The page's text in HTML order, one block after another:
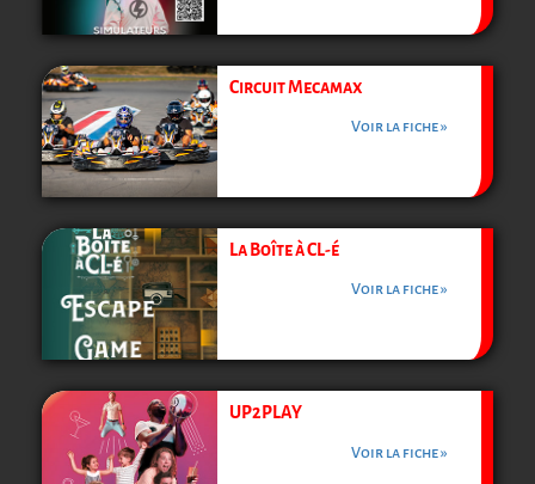
Circuit Mecamax
Voir la fiche »
La Boîte à CL-é
Voir la fiche »
UP2PLAY
Voir la fiche »